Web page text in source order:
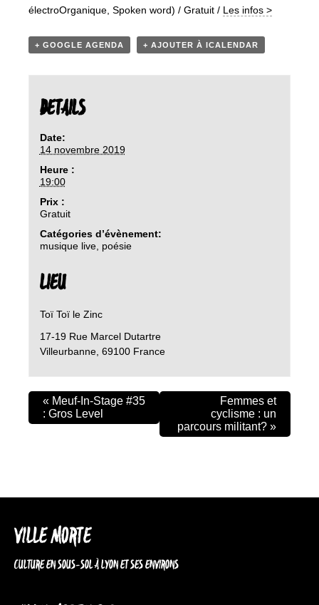
électroOrganique, Spoken word) / Gratuit / Les infos >
+ GOOGLE AGENDA + AJOUTER À ICALENDAR
DETAILS
Date:
14 novembre 2019
Heure :
19:00
Prix :
Gratuit
Catégories d’évènement:
musique live, poésie
LIEU
Toï Toï le Zinc
17-19 Rue Marcel Dutartre
Villeurbanne, 69100 France
« Meuf-In-Stage #35
: Gros Level
Femmes et
cyclisme : un
parcours militant? »
VILLE MORTE
CULTURE EN SOUS-SOL À LYON ET SES ENVIRONS